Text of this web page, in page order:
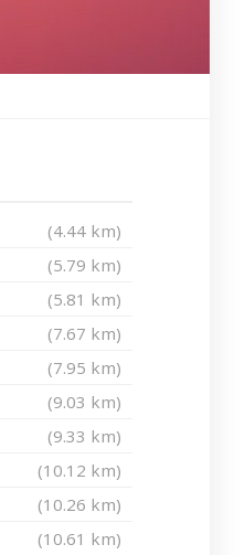
(4.44 km)
(5.79 km)
(5.81 km)
(7.67 km)
(7.95 km)
(9.03 km)
(9.33 km)
(10.12 km)
(10.26 km)
(10.61 km)